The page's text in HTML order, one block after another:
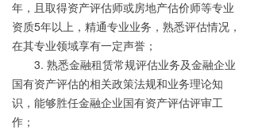
年，且取得资产评估师或房地产估价师等专业
资质5年以上，精通专业业务，熟悉评估情况，
在其专业领域享有一定声誉；
3. 熟悉金融租赁常规评估业务及金融企业
国有资产评估的相关政策法规和业务理论知
识，能够胜任金融企业国有资产评估评审工
作；